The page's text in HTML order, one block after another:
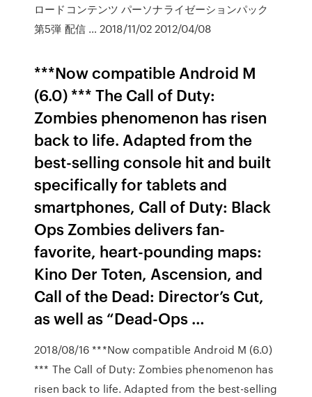
ロードコンテンツ パーソナライゼーションパック
第5弾 配信 … 2018/11/02 2012/04/08
***Now compatible Android M
(6.0) *** The Call of Duty:
Zombies phenomenon has risen
back to life. Adapted from the
best-selling console hit and built
specifically for tablets and
smartphones, Call of Duty: Black
Ops Zombies delivers fan-
favorite, heart-pounding maps:
Kino Der Toten, Ascension, and
Call of the Dead: Director’s Cut,
as well as “Dead-Ops …
2018/08/16 ***Now compatible Android M (6.0)
*** The Call of Duty: Zombies phenomenon has
risen back to life. Adapted from the best-selling